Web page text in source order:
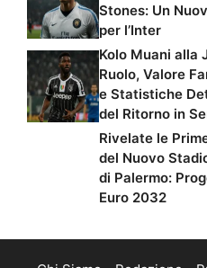
Stones: Un
per l’Inter
Kolo Muani alla
Ruolo, Valore
e Statistiche
del Ritorno in
Rivelate le
del Nuovo
di Palermo:
Euro 2032